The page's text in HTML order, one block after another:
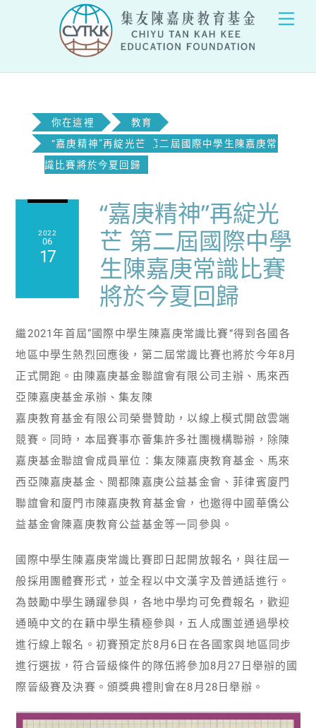
你在這裡
教育
“嘉庚精神”再綻光芒 第二屆國際中學生陳嘉庚常
識比賽將於今夏回歸
2022
06
17
“嘉庚精神”再綻光
芒 第二屆國際中學
生陳嘉庚常識比賽
將於今夏回歸
繼2021年首屆“國際中學生陳嘉庚常識比賽”得到各國各
地區中學生熱烈回應後，第二屆常識比賽也將於今年8月
正式開跑。由陳嘉庚基金聯誼會有限公司主辦、馬來西
亞陳嘉庚基金承辦、集友陳
嘉庚教育基金有限公司榮譽贊助，以線上模式開啟雲端
競賽。同時，本屆賽事亦薈集許多社團機構聯辦，除陳
嘉庚基金聯誼會成員單位：集友陳嘉庚教育基金、馬來
西亞陳嘉庚基金、閩都陳嘉庚公益基金會、菲律賓廈門
聯誼會和廈門市陳嘉庚教育基金會，也邀得中國華僑公
益基金會陳嘉庚教育公益基金等一同參與。
國際中學生陳嘉庚常識比賽即日起開放報名，與往屆一
般採用團體賽形式，並全程以中文漢字及普通話進行。
為鼓勵中學生踴躍參與，各地中學均可免費報名，歡迎
通曉中文的在籍中學生積極參與，五人成團並通過學校
進行線上報名。初賽預定於8月6日在各國家與地區同步
進行選拔，符合晉級條件的隊伍將參加8月27日舉辦的國
際晉級賽及決賽。頒獎典禮則會在8月28日舉辦。